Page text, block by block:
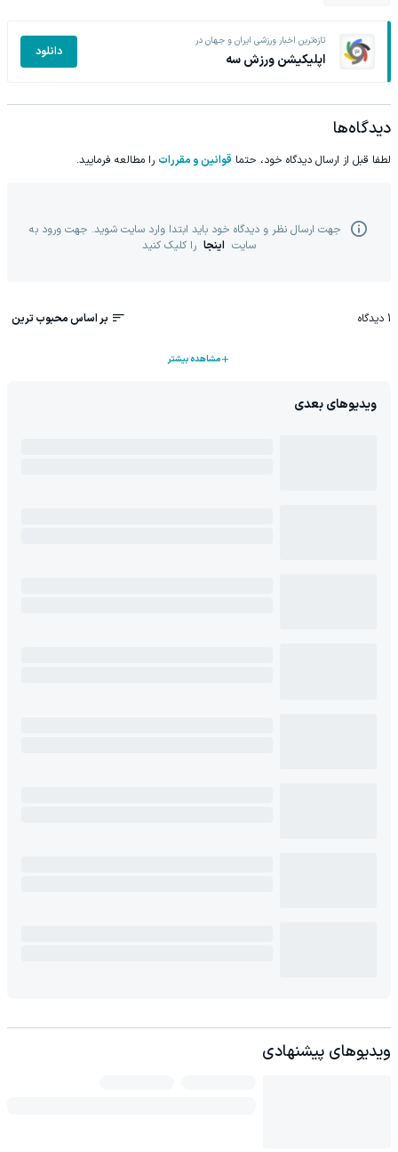
تازه‌ترین اخبار ورزشی ایران و جهان در
اپلیکیشن ورزش سه دانلود
دیدگاه‌ها
لطفا قبل از ارسال دیدگاه خود، حتما قوانین و مقررات را مطالعه فرمایید.
جهت ارسال نظر و دیدگاه خود باید ابتدا وارد سایت شوید. جهت ورود به
سایت اینجا را کلیک کنید
1 دیدگاه بر اساس محبوب ترین
مشاهده بیشتر
ویدیوهای بعدی
ویدیوهای پیشنهادی